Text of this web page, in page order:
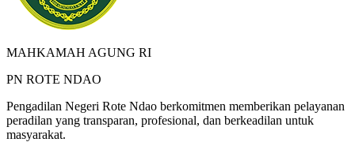
MAHKAMAH AGUNG RI
PN ROTE NDAO
Pengadilan Negeri Rote Ndao berkomitmen memberikan pelayanan
peradilan yang transparan, profesional, dan berkeadilan untuk
masyarakat.